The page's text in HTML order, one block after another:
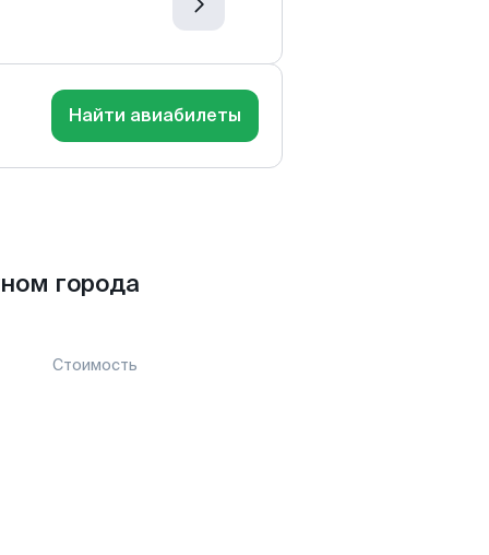
Найти авиабилеты
города
Стоимость